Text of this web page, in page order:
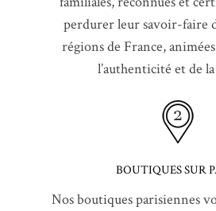
perdurer leur savoir-faire
régions de France,
l’authenticité et de
BOUTIQUES SUR
Nos boutiques parisiennes